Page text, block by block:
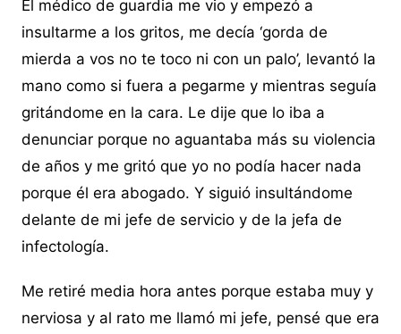
El médico de guardia me vio y empezó a
insultarme a los gritos, me decía ‘gorda de
mierda a vos no te toco ni con un palo’, levantó la
mano como si fuera a pegarme y mientras seguía
gritándome en la cara. Le dije que lo iba a
denunciar porque no aguantaba más su violencia
de años y me gritó que yo no podía hacer nada
porque él era abogado. Y siguió insultándome
delante de mi jefe de servicio y de la jefa de
infectología.
Me retiré media hora antes porque estaba muy y
nerviosa y al rato me llamó mi jefe, pensé que era